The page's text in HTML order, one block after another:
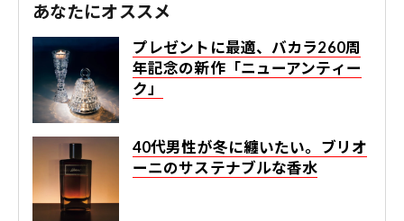
あなたにオススメ
プレゼントに最適、バカラ260周
年記念の新作「ニューアンティー
ク」
40代男性が冬に纏いたい。ブリオ
ーニのサステナブルな香水